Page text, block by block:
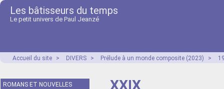
Les bâtisseurs du temps
Le petit univers de Paul Jeanzé
Accueil du site > DIVERS > Prélude à un monde composite (2023) >
XXIX
ROMANS ET NOUVELLES